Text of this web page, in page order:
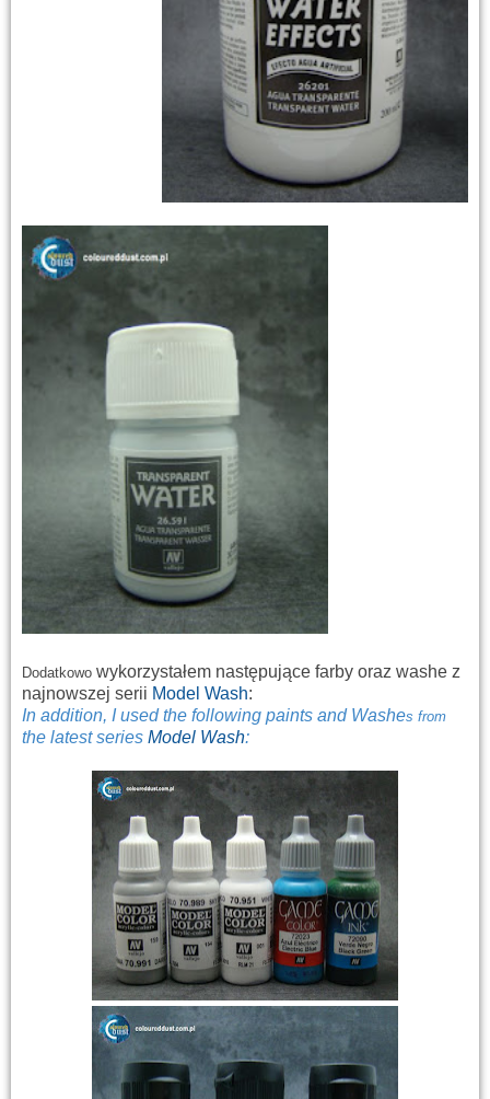
Dodatkowo wykorzystałem następujące farby oraz washe z
najnowszej serii Model Wash:
In addition, I used the following paints and Washes from
the latest series Model Wash: